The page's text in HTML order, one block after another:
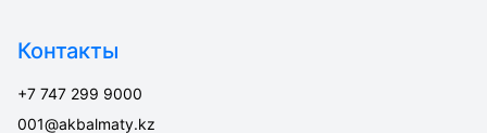
Контакты
+7 747 299 9000
001@akbalmaty.kz